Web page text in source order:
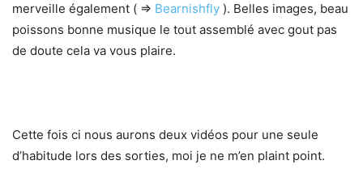
merveille également ( => Bearnishfly ). Belles images, beau
poissons bonne musique le tout assemblé avec gout pas
de doute cela va vous plaire.
Cette fois ci nous aurons deux vidéos pour une seule
d’habitude lors des sorties, moi je ne m’en plaint point.